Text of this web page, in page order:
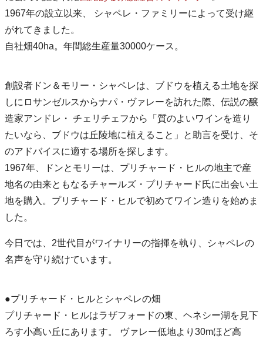
1967年の設立以来、 シャペレ・ファミリーによって受け継
がれてきました。
自社畑40ha。年間総生産量30000ケース。
創設者ドン＆モリー・シャペレは、ブドウを植える土地を探
しにロサンゼルスからナパ・ヴァレーを訪れた際、伝説の醸
造家アンドレ・ チェリチェフから「質のよいワインを造り
たいなら、ブドウは丘陵地に植えること」と助言を受け、そ
のアドバイスに適する場所を探します。
1967年、ドンとモリーは、プリチャード・ヒルの地主で産
地名の由来ともなるチャールズ・プリチャード氏に出会い土
地を購入。プリチャード・ヒルで初めてワイン造りを始めま
した。
今日では、2世代目がワイナリーの指揮を執り、シャペレの
名声を守り続けています。
●プリチャード・ヒルとシャペレの畑
プリチャード・ヒルはラザフォードの東、ヘネシー湖を見下
ろす小高い丘にあります。 ヴァレー低地より30mほど高